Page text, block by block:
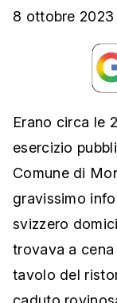
8 ottobre 2023
Erano circa le
esercizio
Comune di
gravissimo
svizzero
trovava a
tavolo del